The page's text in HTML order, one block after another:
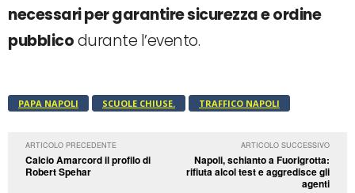
necessari per garantire sicurezza e ordine
pubblicodurante l’evento.
PAPA NAPOLI SCUOLE CHIUSE. TRAFFICO NAPOLI
ARTICOLO PRECEDENTE
Calcio Amarcord il profilo di
Robert Spehar
ARTICOLO SUCCESSIVO
Napoli, schianto a Fuorigrotta:
rifiuta alcol test e aggredisce gli
agenti